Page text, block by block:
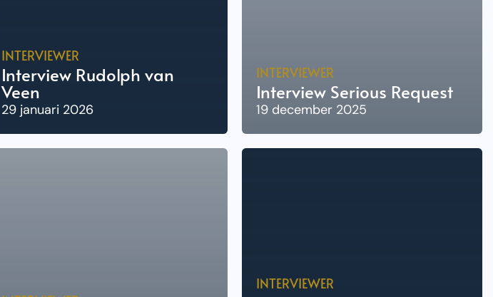
INTERVIEWER
Interview Rudolph van
Veen
29 januari 2026
INTERVIEWER
Interview Serious Request
19 december 2025
INTERVIEWER